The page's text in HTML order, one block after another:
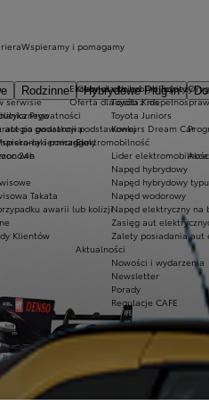
Rodzinne Hybrydowe Plug-in
Ekobonus dla hybryd Toyoty
Oferta dla osób z
Kluby dla dzieci i młodzieży
Toyota Kids
Toyota Juniors
Konkurs Dream Car
Elektromobilność
Lider
Napęd hybrydowy
Napęd hybrydowy
Napęd wodorowy
Napęd elektryczny na
Zasięg aut
Zalety posiadania aut
Aktualności
Nowości i wydarzenia
Newsletter
Porady
Regulacje CAFE
serwisie
aut po gwarancji podstawowej
lakierniczego
Takata
awarii lub kolizji
Klientów
Prywatności
podatkowa
i pomagamy
24h
Wspieramy i pomagamy